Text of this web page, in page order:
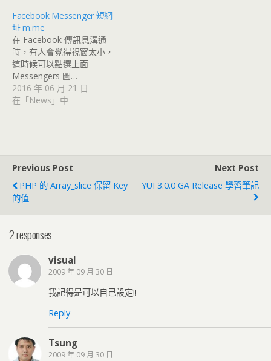
Facebook Messenger 短網
址 m.me
在 Facebook 傳訊息溝通
時，有人會覺得視窗太小，
這時候可以點選上面
Messengers 圖…
2016 年 06 月 21 日
在「News」中
Previous Post
PHP 的 Array_slice 保留 Key
的值
Next Post
YUI 3.0.0 GA Release 學習筆記
2 responses
visual
2009 年 09 月 30 日
我記得是可以自己設定!!
Reply
Tsung
2009 年 09 月 30 日